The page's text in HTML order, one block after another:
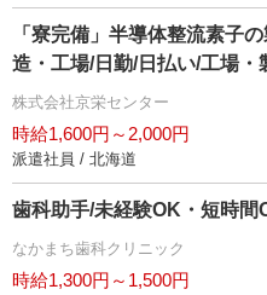
「寮完備」半導体整流素子
造・工場/日勤/日払い/工場・
株式会社京栄センター
時給1,600円～2,000円
派遣社員 / 北海道
歯科助手/未経験OK・短時間
なかまち歯科クリニック
時給1,300円～1,500円